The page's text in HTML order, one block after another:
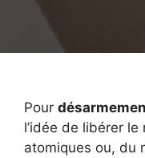
Pour
l’idée de libérer
atomiques ou, du